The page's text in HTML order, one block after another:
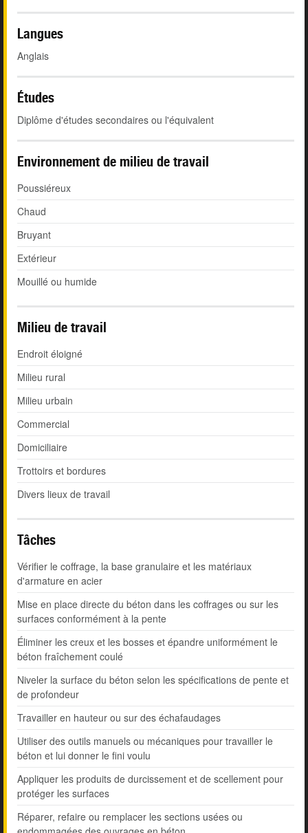
Langues
Anglais
Études
Diplôme d'études secondaires ou l'équivalent
Environnement de milieu de travail
Poussiéreux
Chaud
Bruyant
Extérieur
Mouillé ou humide
Milieu de travail
Endroit éloigné
Milieu rural
Milieu urbain
Commercial
Domiciliaire
Trottoirs et bordures
Divers lieux de travail
Tâches
Vérifier le coffrage, la base granulaire et les matériaux
d'armature en acier
Mise en place directe du béton dans les coffrages ou sur les
surfaces conformément à la pente
Éliminer les creux et les bosses et épandre uniformément le
béton fraîchement coulé
Niveler la surface du béton selon les spécifications de pente et
de profondeur
Travailler en hauteur ou sur des échafaudages
Utiliser des outils manuels ou mécaniques pour travailler le
béton et lui donner le fini voulu
Appliquer les produits de durcissement et de scellement pour
protéger les surfaces
Réparer, refaire ou remplacer les sections usées ou